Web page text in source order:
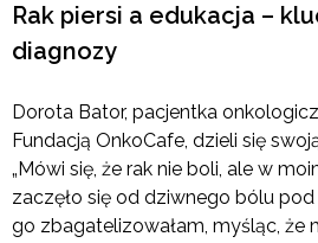
Rak piersi a edukacja –
diagnozy
Dorota Bator, pacjentka
Fundacją OnkoCafe, dzieli się
„Mówi się, że rak nie boli, ale w
zaczęło się od dziwnego bólu
go zbagatelizowałam, myśląc, że